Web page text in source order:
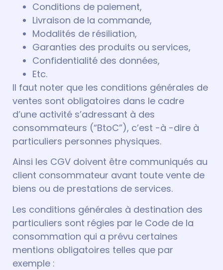
Conditions de paiement,
Livraison de la commande,
Modalités de résiliation,
Garanties des produits ou services,
Confidentialité des données,
Etc.
Il faut noter que les conditions générales de
ventes sont obligatoires dans le cadre
d’une activité s’adressant à des
consommateurs (“BtoC”), c’est -à -dire à
particuliers personnes physiques.
Ainsi les CGV doivent être communiqués au
client consommateur avant toute vente de
biens ou de prestations de services.
Les conditions générales à destination des
particuliers sont régies par le Code de la
consommation qui a prévu certaines
mentions obligatoires telles que par
exemple :